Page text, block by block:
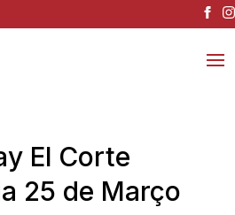
El Corte
25 de Março